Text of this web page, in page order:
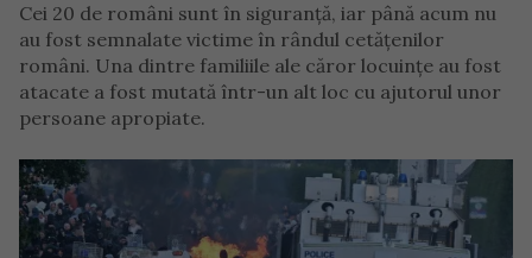
Cei 20 de români sunt în siguranță, iar până acum nu
au fost semnalate victime în rândul cetățenilor
români. Una dintre familiile ale căror locuințe au fost
atacate a fost mutată într-un alt loc cu ajutorul unor
persoane apropiate.